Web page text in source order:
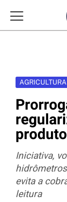
AGRICULTURA
Iniciativa,
evita a
leitura